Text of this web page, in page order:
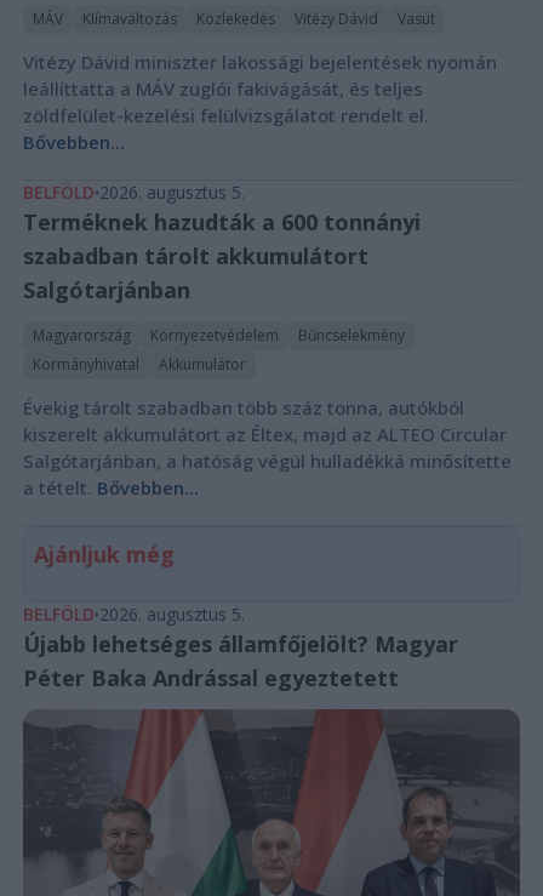
MÁV Klímaváltozás Közlekedés Vitézy Dávid Vasút
Vitézy Dávid miniszter lakossági bejelentések nyomán
leállíttatta a MÁV zuglói fakivágását, és teljes
zöldfelület-kezelési felülvizsgálatot rendelt el.
Bővebben...
BELFÖLD 2026. augusztus 5.
Terméknek hazudták a 600 tonnányi
szabadban tárolt akkumulátort
Salgótarjánban
Magyarország Környezetvédelem
Bűncselekmény
Kormányhivatal
Akkumulátor
Évekig tárolt szabadban több száz tonna, autókból
kiszerelt akkumulátort az Éltex, majd az ALTEO Circular
Salgótarjánban, a hatóság végül hulladékká minősítette
a tételt. Bővebben...
Ajánljuk még
BELFÖLD 2026. augusztus 5.
Újabb lehetséges államfőjelölt? Magyar
Péter Baka Andrással egyeztetett